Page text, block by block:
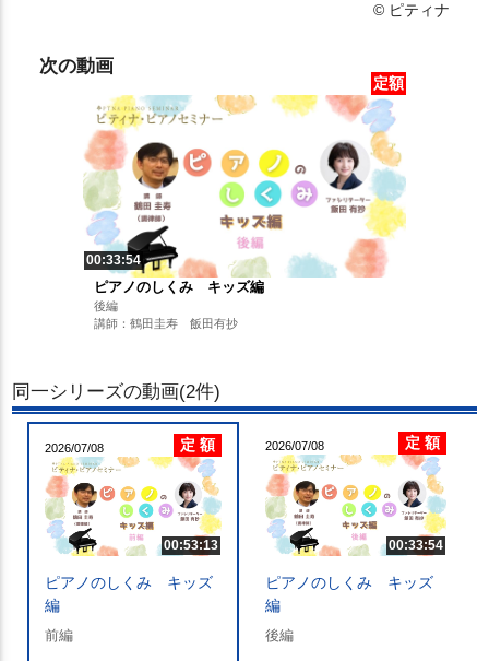
© ピティナ
次の動画
定額
00:33:54
ピアノのしくみ キッズ編
後編
講師：鶴田圭寿 飯田有抄
同一シリーズの動画(2件)
2026/07/08 定 額
00:53:13
ピアノのしくみ キッズ
編
前編
2026/07/08 定 額
00:33:54
ピアノのしくみ キッズ
編
後編